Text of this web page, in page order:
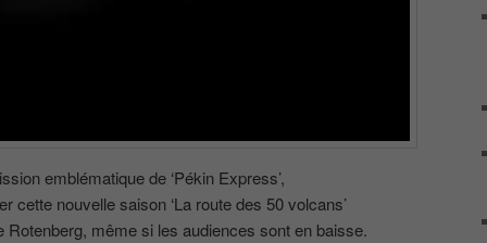
emblématique de ‘Pékin Express’,
cette nouvelle saison ‘La route des 50 volcans’
Rotenberg, même si les audiences sont en baisse.